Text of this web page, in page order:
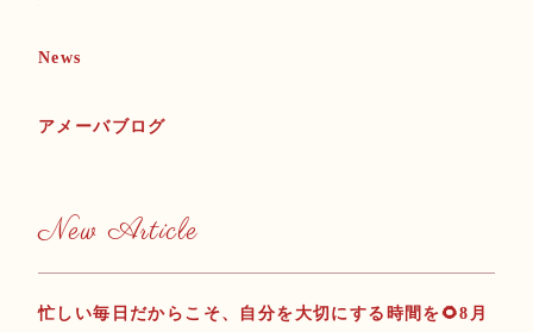
News
アメーバブログ
New Article
忙しい毎日だからこそ、自分を大切にする時間を🌻8月